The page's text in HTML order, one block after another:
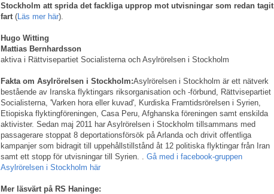
Stockholm att sprida det fackliga upprop mot utvisningar som redan tagit
fart ( Läs mer här).
Hugo Witting
Mattias Bernhardsson
aktiva i Rättvisepartiet Socialisterna och Asylrörelsen i Stockholm
Fakta om Asylrörelsen i Stockholm:Asylrörelsen i Stockholm är ett nätverk
bestående av Iranska flyktingars riksorganisation och -förbund, Rättvisepartiet
Socialisterna, 'Varken hora eller kuvad', Kurdiska Framtidsrörelsen i Syrien,
Etiopiska flyktingföreningen, Casa Peru, Afghanska föreningen samt enskilda
aktivister. Sedan maj 2011 har Asylrörelsen i Stockholm tillsammans med
passagerare stoppat 8 deportationsförsök på Arlanda och drivit offentliga
kampanjer som bidragit till uppehållstillstånd åt 12 politiska flyktingar från Iran
samt ett stopp för utvisningar till Syrien. . Gå med i facebook-gruppen
Asylrörelsen i Stockholm här
Mer läsvärt på RS Haninge: